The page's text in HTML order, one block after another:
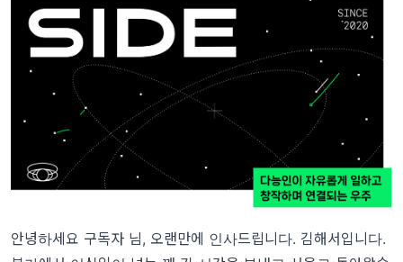
안녕하세요 구독자 님, 오랜만에 인사드립니다. 김해서입니다.